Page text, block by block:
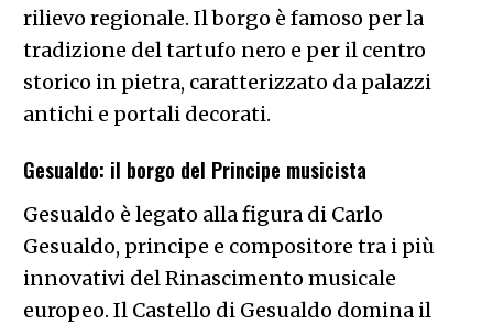
rilievo regionale. Il borgo è famoso per la
tradizione del tartufo nero e per il centro
storico in pietra, caratterizzato da palazzi
antichi e portali decorati.
Gesualdo: il borgo del Principe musicista
Gesualdo è legato alla figura di Carlo
Gesualdo, principe e compositore tra i più
innovativi del Rinascimento musicale
europeo. Il Castello di Gesualdo domina il